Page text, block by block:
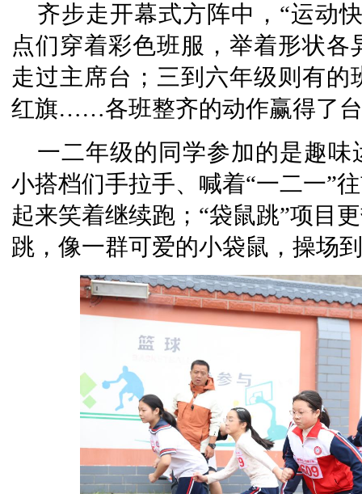
齐步走开幕式方阵中，“运动
点们穿着彩色班服，举着形状
走过主席台；三到六年级则有
红旗……各班整齐的动作赢得了
一二年级的同学参加的是趣
小搭档们手拉手、喊着“一二一”
起来笑着继续跑；“袋鼠跳”项目
跳，像一群可爱的小袋鼠，操场